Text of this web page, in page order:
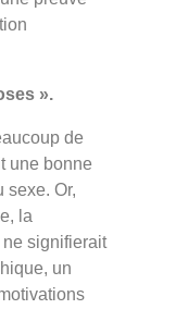
».
de
une bonne
sexe. Or,
la
signifierait
un